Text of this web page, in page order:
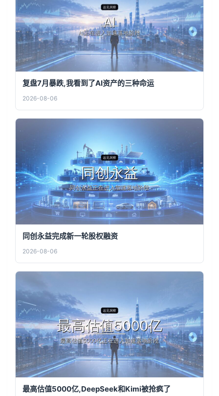
复盘7月暴跌,我看到了AI资产的三种命运
2026-08-06
同创永益完成新一轮股权融资
2026-08-06
最高估值5000亿,DeepSeek和Kimi被抢疯了